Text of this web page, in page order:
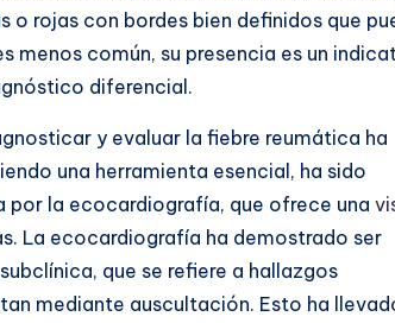
rojas con bordes bien definidos que
menos común, su presencia es un
diferencial.
y evaluar la fiebre reumática ha
una herramienta esencial, ha sido
por la ecocardiografía, que ofrece una
La ecocardiografía ha demostrado ser
, que se refiere a hallazgos
mediante auscultación. Esto ha